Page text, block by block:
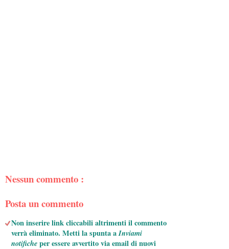
Nessun commento :
Posta un commento
Non inserire link cliccabili altrimenti il commento
verrà eliminato. Metti la spunta aInviami
notificheper essere avvertito via email di nuovi